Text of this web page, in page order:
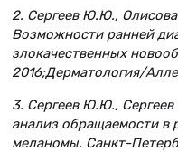
2. Сергеев Ю.Ю.,
Возможности ранней
злокачественных
2016;Дерматология/
3. Сергеев Ю.Ю.,
анализ обращаемости в
меланомы. Санкт-